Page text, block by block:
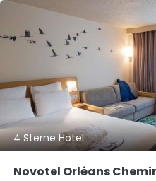
4 Sterne Hotel
Novotel Orléans